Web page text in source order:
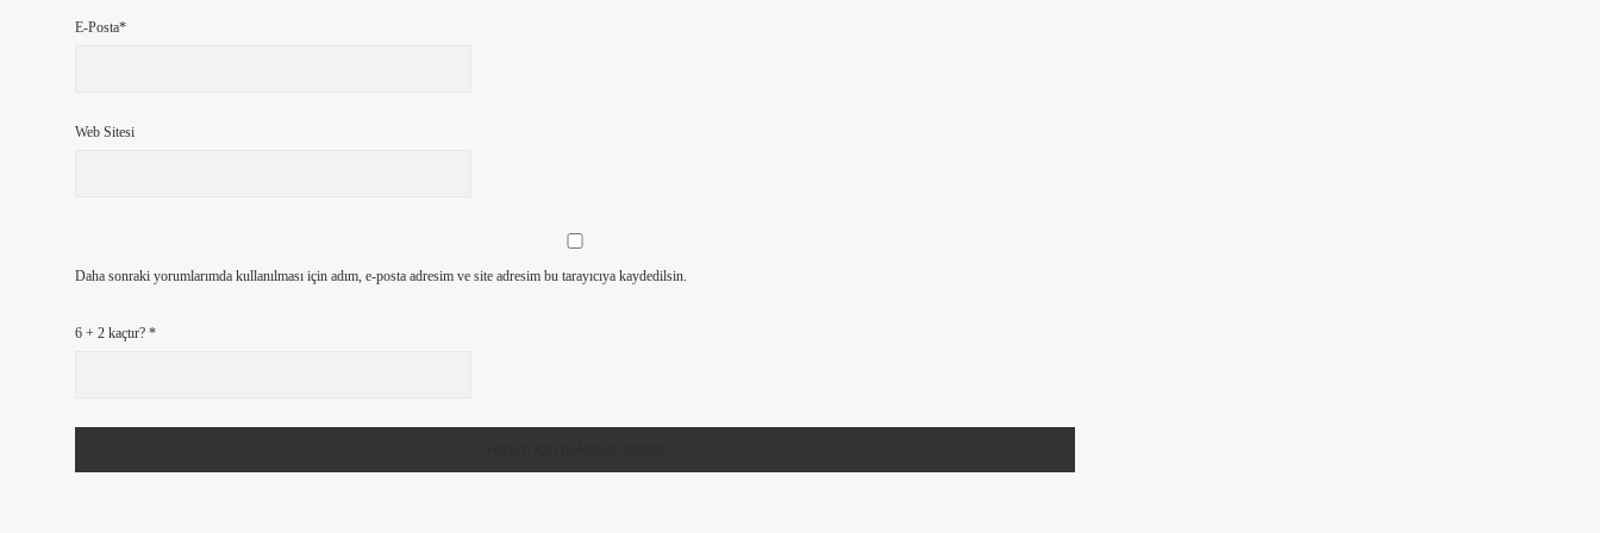
E-Posta*
Web Sitesi
Daha sonraki yorumlarımda kullanılması için adım, e-posta adresim ve site adresim bu tarayıcıya kaydedilsin.
6 + 2 kaçtır? *